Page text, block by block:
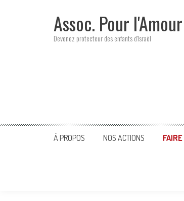
Assoc. Pour
Devenez protecteur des enfants d'Israël
À PROPOS NOS ACTIONS